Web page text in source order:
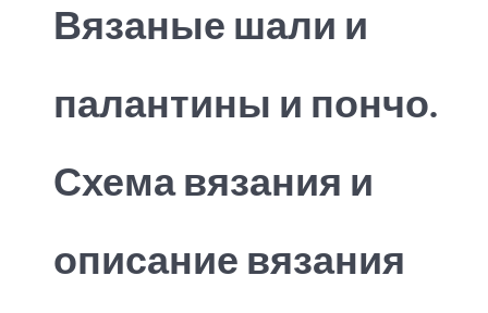
Вязаные шали и
палантины и пончо.
Схема вязания и
описание вязания